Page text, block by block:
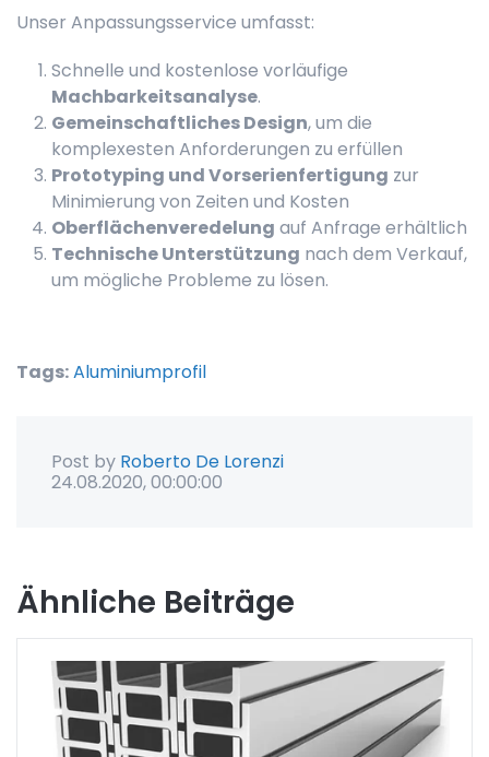
Unser Anpassungsservice umfasst:
Schnelle und kostenlose vorläufige
Machbarkeitsanalyse.
Gemeinschaftliches Design, um die
komplexesten Anforderungen zu erfüllen
Prototyping und Vorserienfertigung zur
Minimierung von Zeiten und Kosten
Oberflächenveredelung auf Anfrage erhältlich
Technische Unterstützung nach dem Verkauf,
um mögliche Probleme zu lösen.
Tags:Aluminiumprofil
Post by Roberto De Lorenzi
24.08.2020, 00:00:00
Ähnliche Beiträge